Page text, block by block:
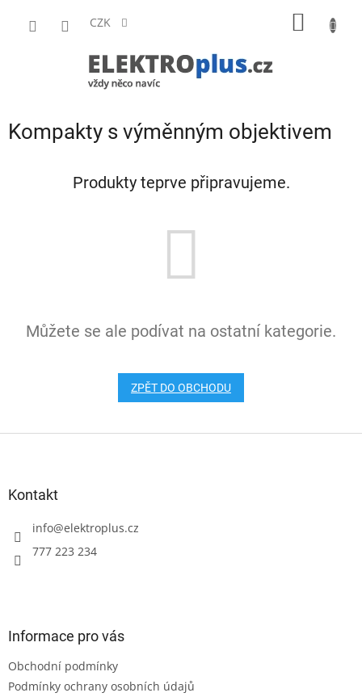
CZK
Kompakty s výměnným objektivem
Produkty teprve připravujeme.
Můžete se ale podívat na ostatní kategorie.
ZPĚT DO OBCHODU
Kontakt
info@elektroplus.cz
777 223 234
Informace pro vás
Obchodní podmínky
Podmínky ochrany osobních údajů